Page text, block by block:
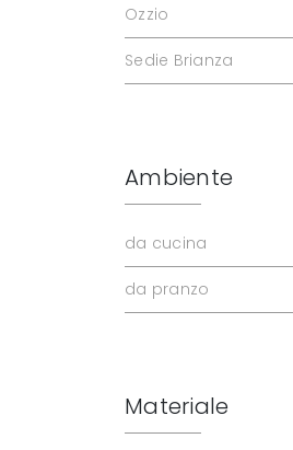
Ozzio
Sedie Brianza
Ambiente
da cucina
da pranzo
Materiale